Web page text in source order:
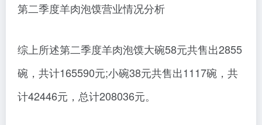
第二季度羊肉泡馍营业情况分析
综上所述第二季度羊肉泡馍大碗58元共售出2855
碗，共计165590元;小碗38元共售出1117碗，共
计42446元，总计208036元。